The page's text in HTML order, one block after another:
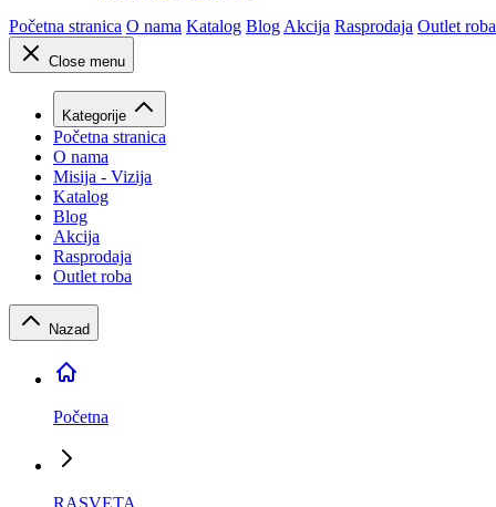
Početna stranica O nama Katalog Blog Akcija Rasprodaja Outlet roba
Close menu
Kategorije
Početna stranica
O nama
Misija - Vizija
Katalog
Blog
Akcija
Rasprodaja
Outlet roba
Nazad
Početna